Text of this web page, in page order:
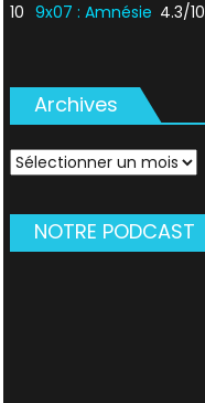
10 9x07 : Amnésie 4.3/10
Archives
Archives
NOTRE PODCAST